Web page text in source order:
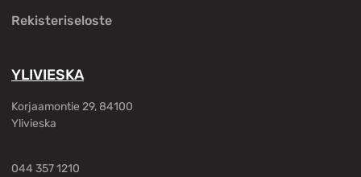
Rekisteriseloste
YLIVIESKA
Korjaamontie 29, 84100
Ylivieska
044 357 1210